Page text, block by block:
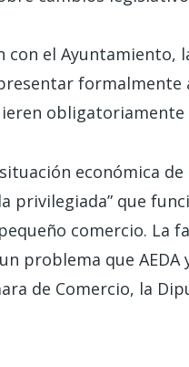
con el
formalmente
económica
privilegiada” que
comercio. La
problema que
de Comercio, la